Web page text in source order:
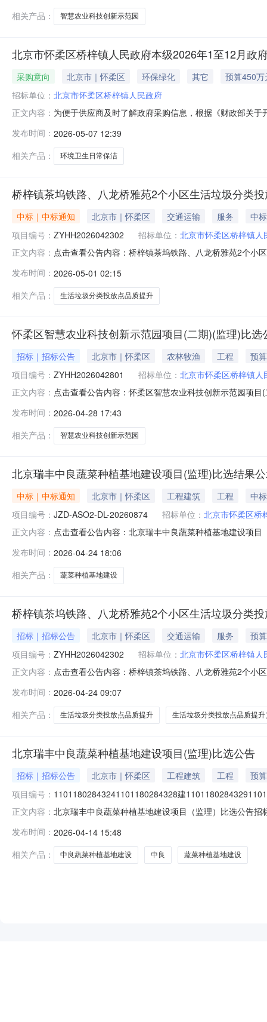
相关产品：
智慧农业科技创新示范园
北京市怀柔区桥梓镇人民政府本级2026年1至12月政
采购意向 北京市｜怀柔区 环保绿化 其它
预算450万
招标单位： 北京市怀柔区桥梓镇人民政府
正文内容： 为便于供应商及时了解政府采购信息，根据《财政部关
境卫生日常保洁采购数量：1,采购目标：对桥梓镇镇域
场等保洁地段进行日常保洁
发布时间： 2026-05-07 12:39
相关产品：
环境卫生日常保洁
桥梓镇茶坞铁路、八龙桥雅苑2个小区生活垃圾分类
中标｜中标通知 北京市｜怀柔区 交通运输 服务
中
项目编号： ZYHH2026042302 招标单位： 北京市怀柔区桥梓镇人
正文内容： 点击查看公告内容：桥梓镇茶坞铁路、八龙桥雅苑2个小
发布时间： 2026-05-01 02:15
相关产品：
生活垃圾分类投放点品质提升
怀柔区智慧农业科技创新示范园项目(二期)(监理)比选
招标｜招标公告 北京市｜怀柔区 农林牧渔 工程
预
项目编号： ZYHH2026042801 招标单位： 北京市怀柔区桥梓镇人
正文内容： 点击查看公告内容：怀柔区智慧农业科技创新示范园项
发布时间： 2026-04-28 17:43
相关产品：
智慧农业科技创新示范园
北京瑞丰中良蔬菜种植基地建设项目(监理)比选结果
中标｜中标通知 北京市｜怀柔区 工程建筑 工程
中
项目编号： JZD-ASO2-DL-20260874 招标单位： 北京市怀柔区桥
正文内容： 点击查看公告内容：北京瑞丰中良蔬菜种植基地建设项
发布时间： 2026-04-24 18:06
相关产品：
蔬菜种植基地建设
桥梓镇茶坞铁路、八龙桥雅苑2个小区生活垃圾分类
招标｜招标公告 北京市｜怀柔区 交通运输 服务
预
项目编号： ZYHH2026042302 招标单位： 北京市怀柔区桥梓镇人
正文内容： 点击查看公告内容：桥梓镇茶坞铁路、八龙桥雅苑2个小
发布时间： 2026-04-24 09:07
相关产品：
生活垃圾分类投放点品质提升 生活垃圾分类投放点品质提升
北京瑞丰中良蔬菜种植基地建设项目(监理)比选公告
招标｜招标公告 北京市｜怀柔区 工程建筑 工程
预
项目编号： 11011802843241101180284328建
正文内容： 北京瑞丰中良蔬菜种植基地建设项目（监理）比选公告
建智达工程管理股份有限公司发布时间：2026-04-14公
发布时间： 2026-04-14 15:48
相关产品：
中良蔬菜种植基地建设 中良 蔬菜种植基地建设